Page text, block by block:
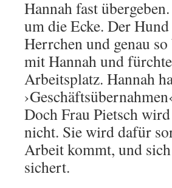
Hannah fast
um die Ecke. Der
Herrchen und genau
mit Hannah und
Arbeitsplatz. Hannah
Doch Frau Pietsch
nicht. Sie wird dafür
Arbeit kommt, und
sichert.